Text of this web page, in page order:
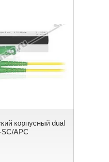
корпусный dual
APC